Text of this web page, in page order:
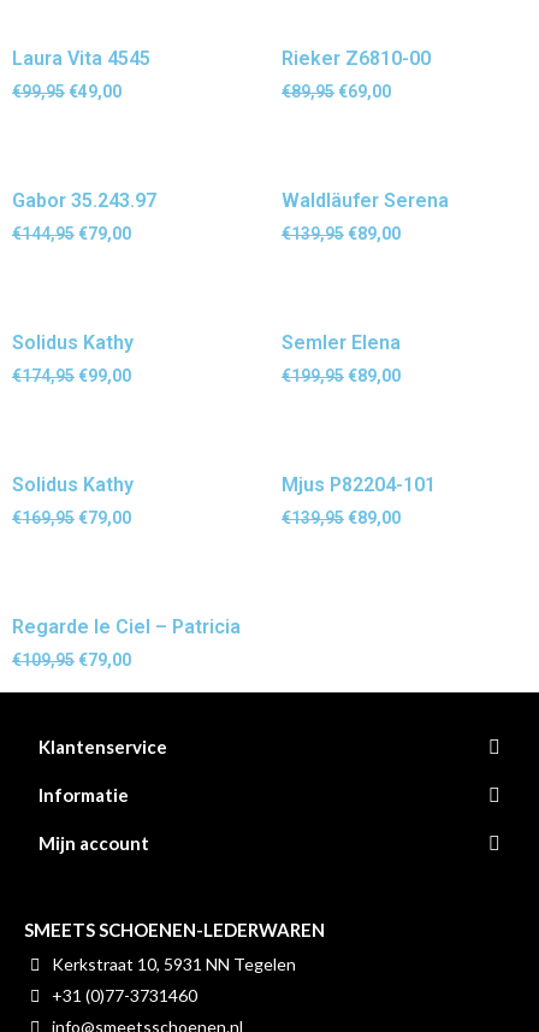
Laura Vita 4545
€99,95 €49,00
Rieker Z6810-00
€89,95 €69,00
Gabor 35.243.97
€144,95 €79,00
Waldläufer Serena
€139,95 €89,00
Solidus Kathy
€174,95 €99,00
Semler Elena
€199,95 €89,00
Solidus Kathy
€169,95 €79,00
Mjus P82204-101
€139,95 €89,00
Regarde le Ciel – Patricia
€109,95 €79,00
Klantenservice
Informatie
Mijn account
SMEETS SCHOENEN-LEDERWAREN
Kerkstraat 10, 5931 NN Tegelen
+31 (0)77-3731460
info@smeetsschoenen.nl